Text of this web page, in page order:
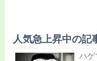
人気急上昇中の記
ハゲ